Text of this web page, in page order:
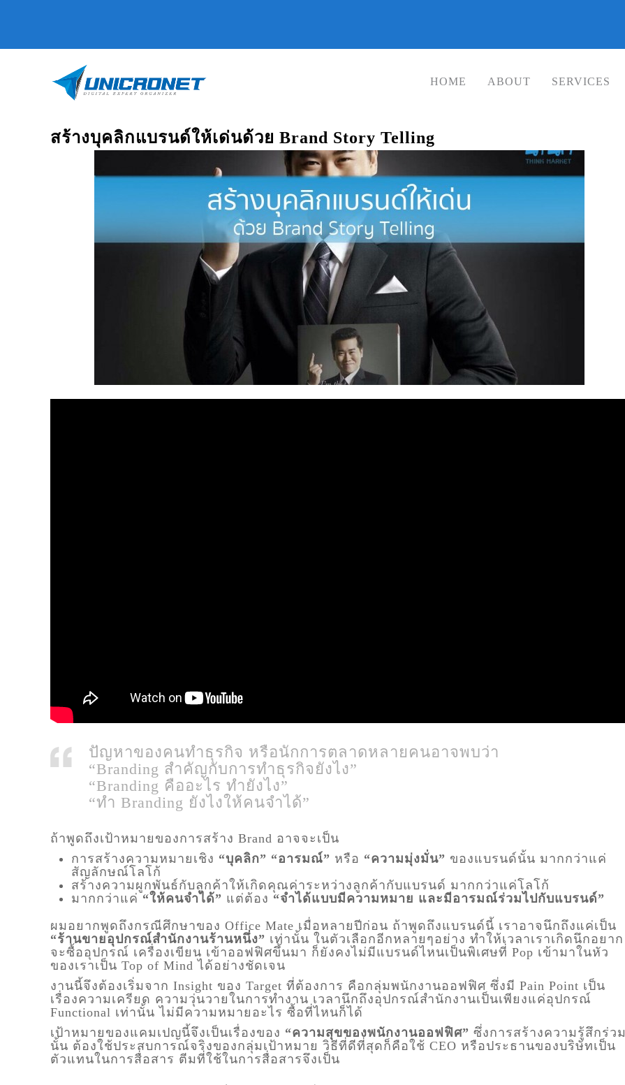
HOME ABOUT SERVICES
สร้างบุคลิกแบรนด์ให้เด่นด้วย Brand Story Telling
ปัญหาของคนทำธุรกิจ หรือนักการตลาดหลายคนอาจพบว่า
“Branding สำคัญกับการทำธุรกิจยังไง”
“Branding คืออะไร ทำยังไง”
“ทำ Branding ยังไงให้คนจำได้”
ถ้าพูดถึงเป้าหมายของการสร้าง Brand อาจจะเป็น
การสร้างความหมายเชิง “บุคลิก” “อารมณ์” หรือ “ความมุ่งมั่น” ของแบรนด์นั้น มากกว่าแค่
สัญลักษณ์โลโก้
สร้างความผูกพันธ์กับลูกค้าให้เกิดคุณค่าระหว่างลูกค้ากับแบรนด์ มากกว่าแค่โลโก้
มากกว่าแค่ “ให้คนจำได้” แต่ต้อง “จำได้แบบมีความหมาย และมีอารมณ์ร่วมไปกับแบรนด์”
ผมอยากพูดถึงกรณีศึกษาของ Office Mate เมื่อหลายปีก่อน ถ้าพูดถึงแบรนด์นี้ เราอาจนึกถึงแค่เป็น
“ร้านขายอุปกรณ์สำนักงานร้านหนึ่ง” เท่านั้น ในตัวเลือกอีกหลายๆอย่าง ทำให้เวลาเราเกิดนึกอยาก
จะซื้ออุปกรณ์ เครื่องเขียน เข้าออฟฟิศขึ้นมา ก็ยังคงไม่มีแบรนด์ไหนเป็นพิเศษที่ Pop เข้ามาในหัว
ของเราเป็น Top of Mind ได้อย่างชัดเจน
งานนี้จึงต้องเริ่มจาก Insight ของ Target ที่ต้องการ คือกลุ่มพนักงานออฟฟิศ ซึ่งมี Pain Point เป็น
เรื่องความเครียด ความวุ่นวายในการทำงาน เวลานึกถึงอุปกรณ์สำนักงานเป็นเพียงแค่อุปกรณ์
Functional เท่านั้น ไม่มีความหมายอะไร ซื้อที่ไหนก็ได้
เป้าหมายของแคมเปญนี้จึงเป็นเรื่องของ “ความสุขของพนักงานออฟฟิศ” ซึ่งการสร้างความรู้สึกร่วม
นั้น ต้องใช้ประสบการณ์จริงของกลุ่มเป้าหมาย วิธีที่ดีที่สุดก็คือใช้ CEO หรือประธานของบริษัทเป็น
ตัวแทนในการสื่อสาร ตีมที่ใช้ในการสื่อสารจึงเป็น